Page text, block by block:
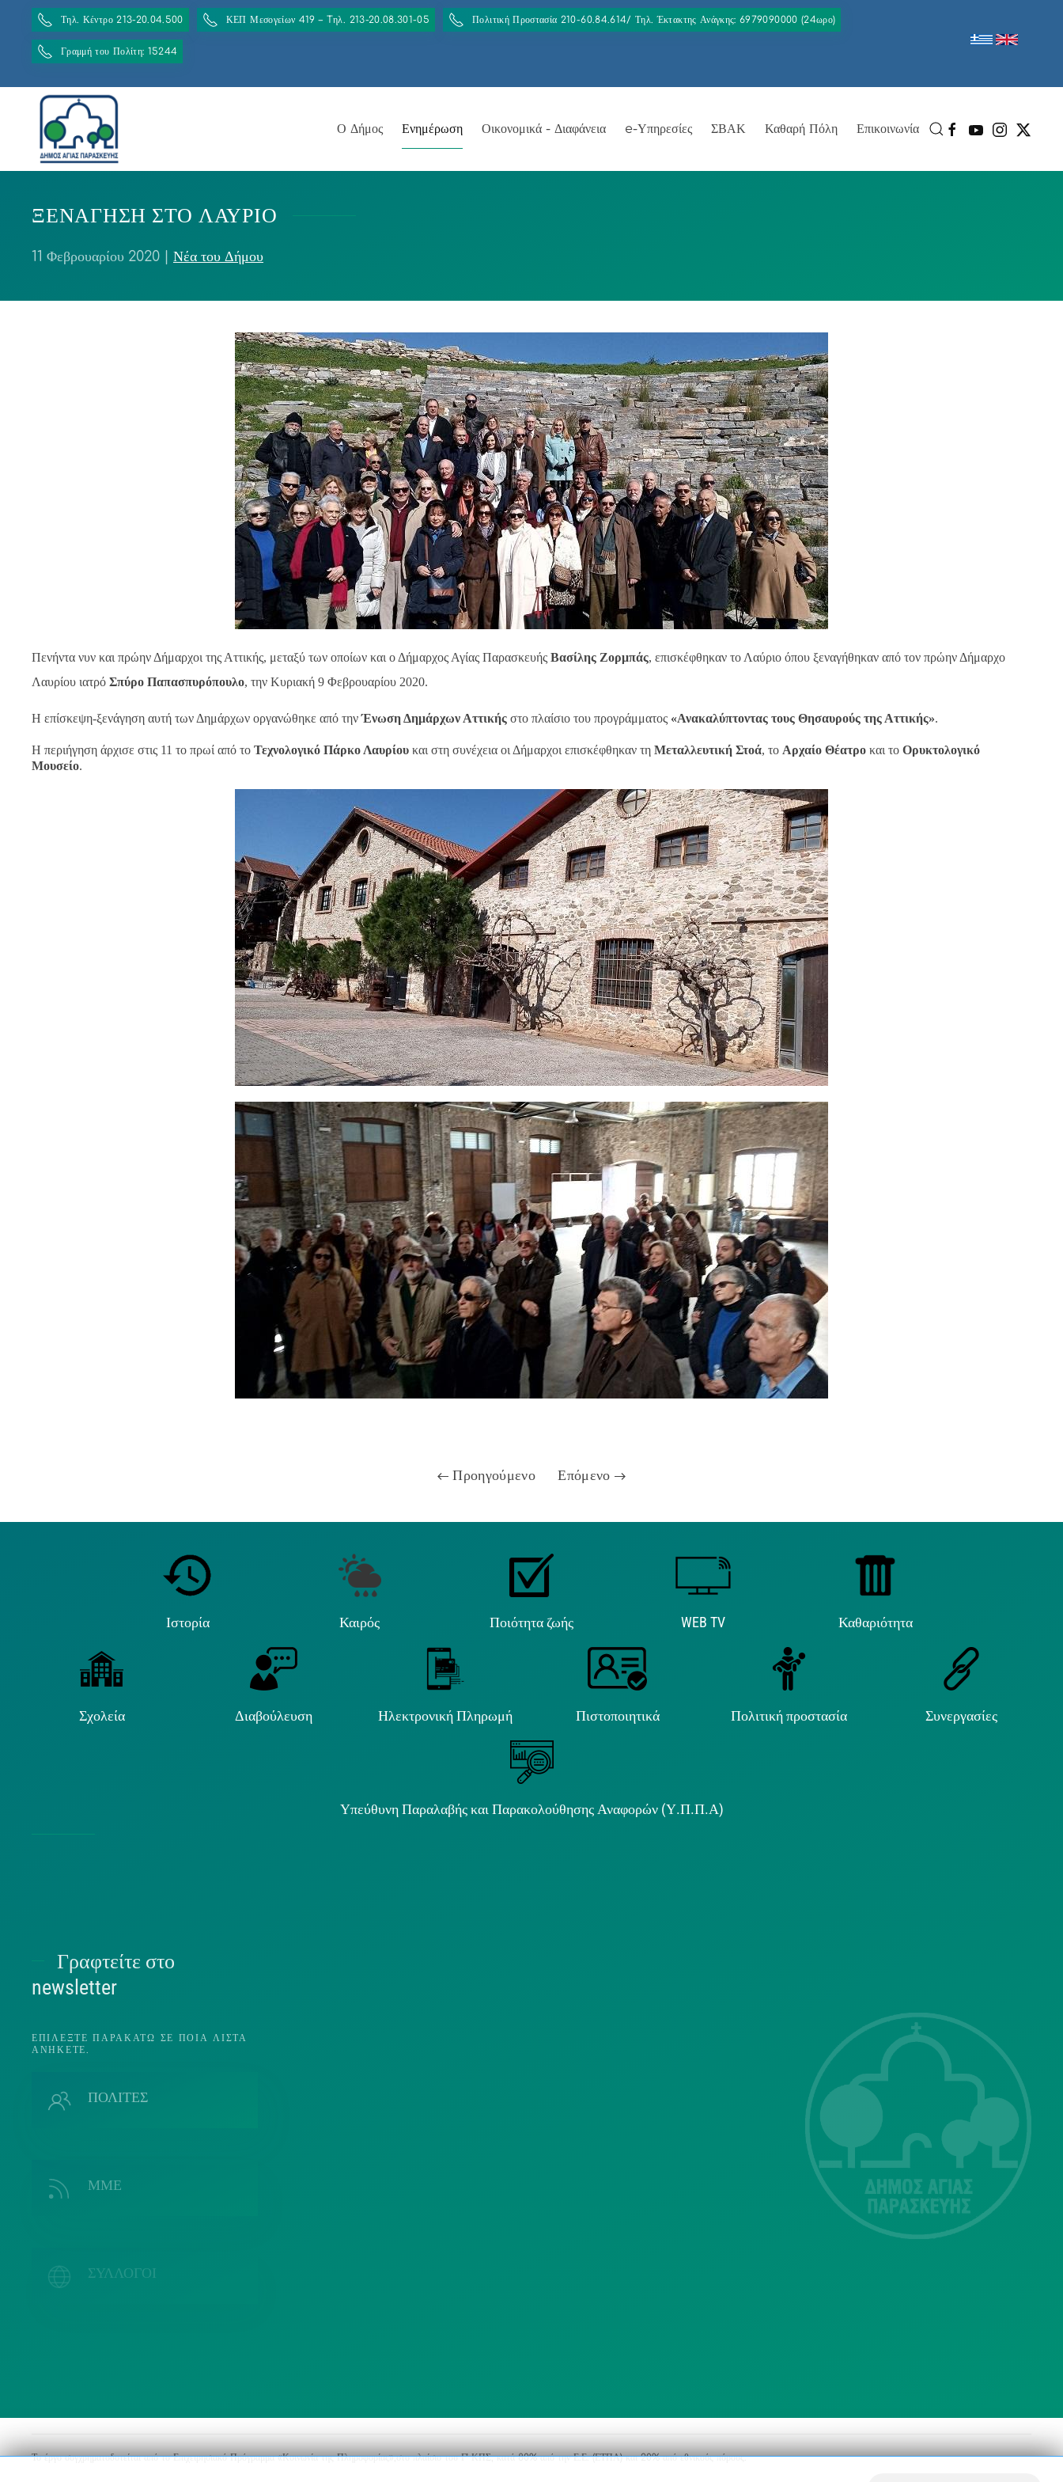
Τηλ. Κέντρο 213-20.04.500 ΚΕΠ Μεσογείων 419 – Tηλ. 213-20.08.301-05 Πολιτική Προστασία 210-60.84.614/ Τηλ. Έκτακτης Ανάγκης: 6979090000 (24ωρο)
Γραμμή του Πολίτη: 15244
Ο Δήμος Ενημέρωση Οικονομικά - Διαφάνεια e-Υπηρεσίες ΣΒΑΚ Καθαρή Πόλη Επικοινωνία
ΞΕΝΑΓΗΣΗ ΣΤΟ ΛΑΥΡΙΟ
11 Φεβρουαρίου 2020 Νέα του Δήμου
Πενήντα νυν και πρώην Δήμαρχοι της Αττικής, μεταξύ των οποίων και ο Δήμαρχος Αγίας Παρασκευής Βασίλης Ζορμπάς, επισκέφθηκαν το Λαύριο όπου ξεναγήθηκαν από τον πρώην Δήμαρχο
Λαυρίου ιατρό Σπύρο Παπασπυρόπουλο, την Κυριακή 9 Φεβρουαρίου 2020.
Η επίσκεψη-ξενάγηση αυτή των Δημάρχων οργανώθηκε από τηνΈνωση Δημάρχων Αττικής στο πλαίσιο του προγράμματος «Ανακαλύπτοντας τους Θησαυρούς της Αττικής».
Η περιήγηση άρχισε στις 11 το πρωί από το Τεχνολογικό Πάρκο Λαυρίου και στη συνέχεια οι Δήμαρχοι επισκέφθηκαν τη Μεταλλευτική Στοά, το Αρχαίο Θέατρο και το Ορυκτολογικό
Μουσείο.
Προηγούμενο Επόμενο
Ιστορία Καιρός Ποιότητα ζωής WEB TV Καθαριότητα
Σχολεία Διαβούλευση Ηλεκτρονική Πληρωμή Πιστοποιητικά Πολιτική προστασία Συνεργασίες
Υπεύθυνη Παραλαβής και Παρακολούθησης Αναφορών (Υ.Π.Π.Α)
Γραφτείτε στο
newsletter
ΕΠΙΛΈΞΤΕ ΠΑΡΑΚΆΤΩ ΣΕ ΠΟΙΑ ΛΊΣΤΑ
ΑΝΉΚΕΤΕ.
ΠΟΛΙΤΕΣ
ΜΜΕ
ΣΥΛΛΟΓΟΙ
415-417
Τ.Κ.15343
Αγία Παρασκευή
213 2004500
Το έργο συγχρηματοδοτείται από το Επιχειρησιακό Πρόγραμμα «Κοινωνία της Πληροφορίας»,στο πλαίσιο του Γ’ ΚΠΣ, κατά 80% από την Ε.Ε. (ΕΤΠΑ) και 20% από εθνικούς πόρους.